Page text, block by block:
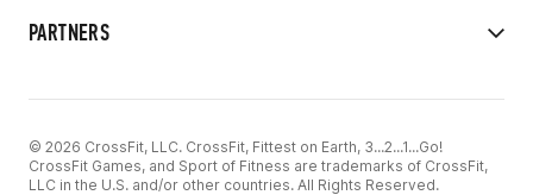
PARTNERS
© 2026 CrossFit, LLC. CrossFit, Fittest on Earth, 3...2...1...Go!
CrossFit Games, and Sport of Fitness are trademarks of CrossFit,
LLC in the U.S. and/or other countries. All Rights Reserved.